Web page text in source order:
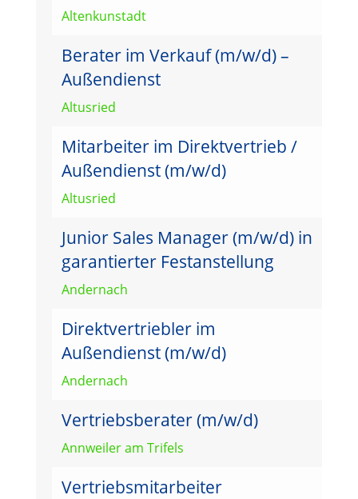
Altenkunstadt
Berater im Verkauf (m/w/d) –
Außendienst
Altusried
Mitarbeiter im Direktvertrieb /
Außendienst (m/w/d)
Altusried
Junior Sales Manager (m/w/d) in
garantierter Festanstellung
Andernach
Direktvertriebler im
Außendienst (m/w/d)
Andernach
Vertriebsberater (m/w/d)
Annweiler am Trifels
Vertriebsmitarbeiter